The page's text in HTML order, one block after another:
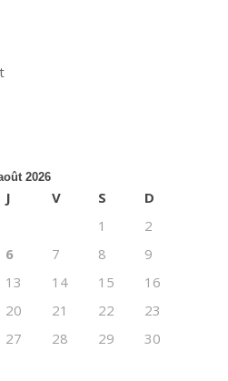
2026
J V S
D
1
2
6 7 8
9
13 14 15
16
20 21 22
23
27 28 29
30